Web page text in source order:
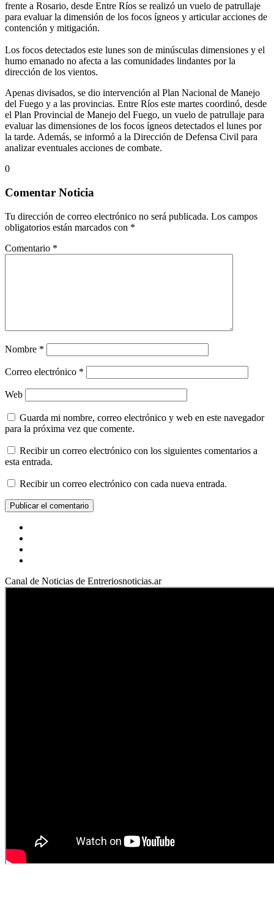
frente a Rosario, desde Entre Ríos se realizó un vuelo de patrullaje
para evaluar la dimensión de los focos ígneos y articular acciones de
contención y mitigación.
Los focos detectados este lunes son de minúsculas dimensiones y el
humo emanado no afecta a las comunidades lindantes por la
dirección de los vientos.
Apenas divisados, se dio intervención al Plan Nacional de Manejo
del Fuego y a las provincias. Entre Ríos este martes coordinó, desde
el Plan Provincial de Manejo del Fuego, un vuelo de patrullaje para
evaluar las dimensiones de los focos ígneos detectados el lunes por
la tarde. Además, se informó a la Dirección de Defensa Civil para
analizar eventuales acciones de combate.
0
Comentar Noticia
Tu dirección de correo electrónico no será publicada. Los campos
obligatorios están marcados con *
Comentario *
Nombre *
Correo electrónico *
Web
Guarda mi nombre, correo electrónico y web en este navegador
para la próxima vez que comente.
Recibir un correo electrónico con los siguientes comentarios a
esta entrada.
Recibir un correo electrónico con cada nueva entrada.
Canal de Noticias de Entreriosnoticias.ar